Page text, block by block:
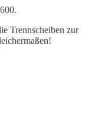
Trennscheiben zur